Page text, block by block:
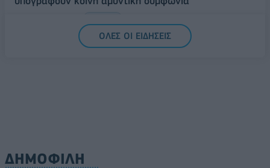
ΟΛΕΣ ΟΙ ΕΙΔΗΣΕΙΣ
ΔΗΜΟΦΙΛΗ